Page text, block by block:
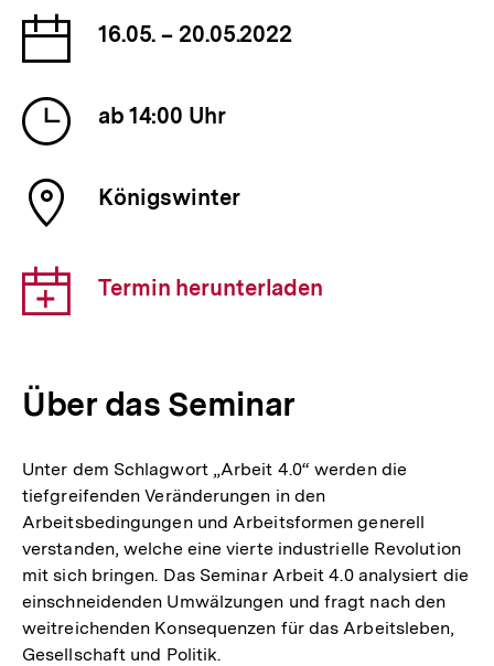
Datum
der
Veranstaltung
16.05. – 20.05.2022
Uhrzeit
der
Veranstaltung
ab 14:00 Uhr
Ort
der
Königswinter
Download-
Link:
Termin herunterladen
Über das Seminar
Unter dem Schlagwort „Arbeit 4.0“ werden die
tiefgreifenden Veränderungen in den
Arbeitsbedingungen und Arbeitsformen generell
verstanden, welche eine vierte industrielle Revolution
mit sich bringen. Das Seminar Arbeit 4.0 analysiert die
einschneidenden Umwälzungen und fragt nach den
weitreichenden Konsequenzen für das Arbeitsleben,
Gesellschaft und Politik.